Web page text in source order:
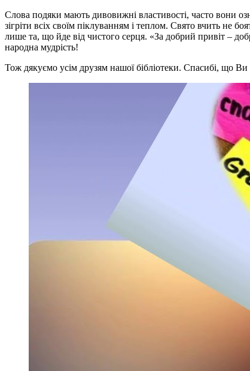
Слова подяки мають дивовижні властивості, часто вони
зігріти всіх своїм піклуванням і теплом. Свято вчить не
лише та, що йде від чистого серця. «За добрий привіт –
народна мудрість!
Тож дякуємо усім друзям нашої бібліотеки. Спасибі, що